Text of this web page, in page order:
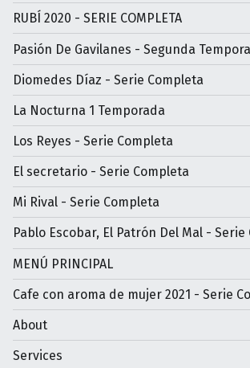
RUBÍ 2020 - SERIE COMPLETA
Pasión De Gavilanes - Segunda
Diomedes Díaz - Serie Completa
La Nocturna 1 Temporada
Los Reyes - Serie Completa
El secretario - Serie Completa
Mi Rival - Serie Completa
Pablo Escobar, El Patrón Del Mal - Serie
MENÚ PRINCIPAL
Cafe con aroma de mujer 2021 - Serie
About
Services